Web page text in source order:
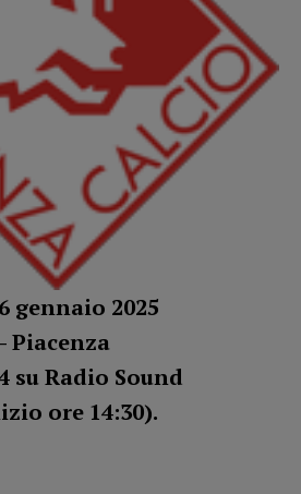
gennaio 2025
Piacenza
su Radio Sound
ore 14:30).